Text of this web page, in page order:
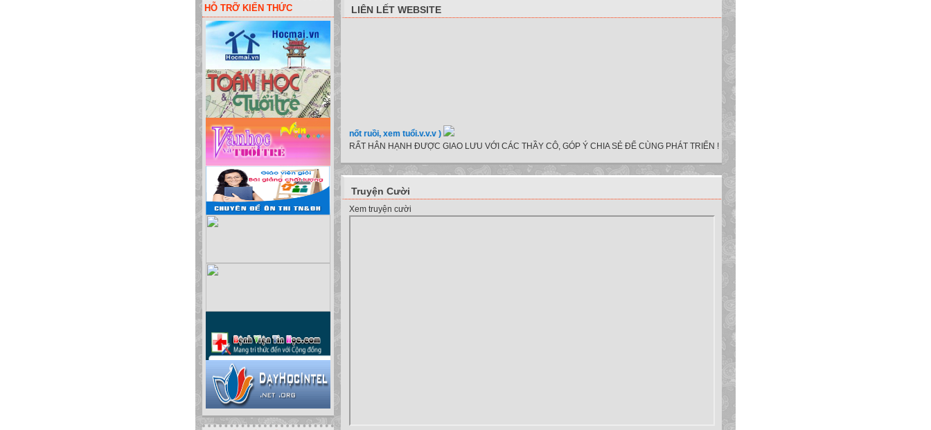
HỖ TRỠ KIẾN THỨC LIÊN LẾT WEBSITE
lấy code liên kết các đơn vị! Hoặc bói vui: sim đẹp, đặt tên cho bé, màu sắc xe, nốt ruồi, xem tuổi.v.v.v )
RẤT HÂN HẠNH ĐƯỢC GIAO LƯU VỚI CÁC THẦY CÔ, GÓP Ý CHIA SẺ ĐỂ CÙNG PHÁT TRIỂN !
Truyện Cười
Xem truyện cười